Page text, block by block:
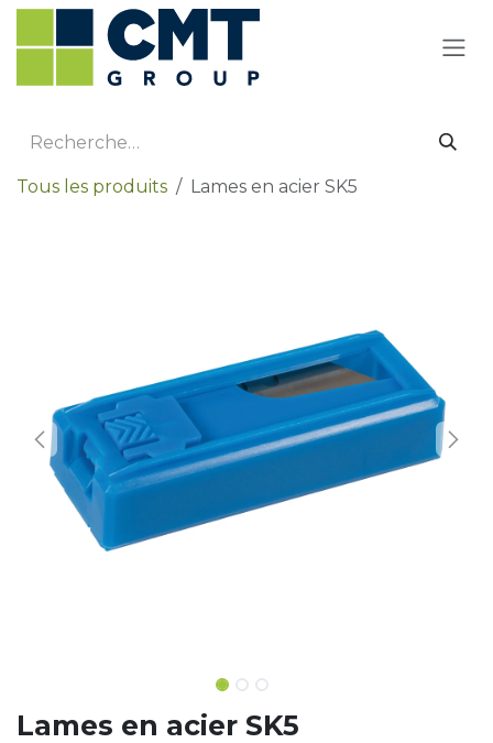
Se rendre au contenu
Tous les produits Lames en acier SK5
Lames en acier SK5